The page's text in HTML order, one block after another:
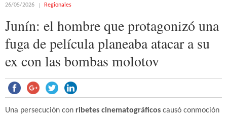
26/05/2026 Regionales
Junín: el hombre que protagonizó una
fuga de película planeaba atacar a su
ex con las bombas molotov
Una persecución con ribetes cinematográficos causó conmoción